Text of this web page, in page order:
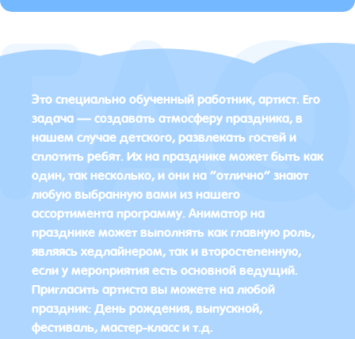
Это специально обученный работник, артист. Его
задача — создавать атмосферу праздника, в
нашем случае детского, развлекать гостей и
сплотить ребят. Их на празднике может быть как
один, так несколько, и они на “отлично” знают
любую выбранную вами из нашего
ассортимента программу. Аниматор на
празднике может выполнять как главную роль,
являясь хедлайнером, так и второстепенную,
если у мероприятия есть основной ведущий.
Пригласить артиста вы можете на любой
праздник: День рождения, выпускной,
фестиваль, мастер-класс и т.д.